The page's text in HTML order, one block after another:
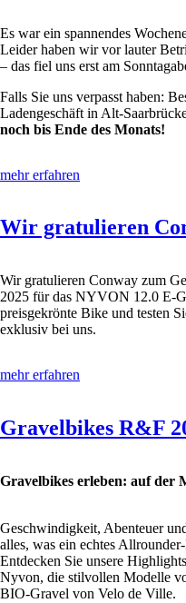
Es war ein spannendes
Leider haben wir vor lauter
– das fiel uns erst am
Falls Sie uns verpasst haben:
Ladengeschäft in Alt-
noch bis Ende des Monats!
mehr erfahren
Wir gratulieren
Wir gratulieren Conway zum
2025 für das NYVON 12.0 E-
preisgekrönte Bike und testen
exklusiv bei uns.
mehr erfahren
Gravelbikes R&F
Gravelbikes erleben: auf der
Geschwindigkeit, Abenteuer
alles, was ein echtes
Entdecken Sie unsere
Nyvon, die stilvollen Modelle
BIO-Gravel von Velo de Ville.